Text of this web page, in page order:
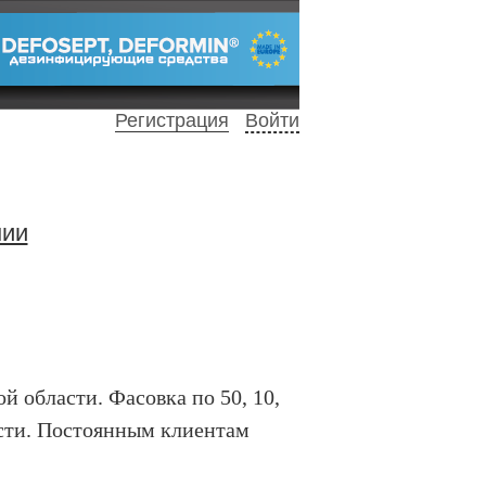
Войти
Регистрация
области. Фасовка по 50, 10,
Постоянным клиентам